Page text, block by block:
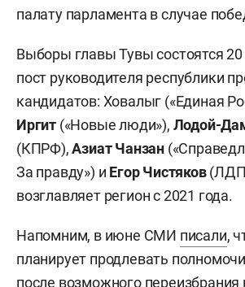
палату парламента в случае
Выборы главы Тувы состоятся
пост руководителя республики
кандидатов: Ховалыг («Единая
Иргит («Новые люди»), Лодой-
(КПРФ),Азиат Чанзан
За правду») и Егор Чистяков
возглавляет регион с 2021 года.
Напомним, в июне СМИ писали,
планирует продлевать
после возможного переизбрания